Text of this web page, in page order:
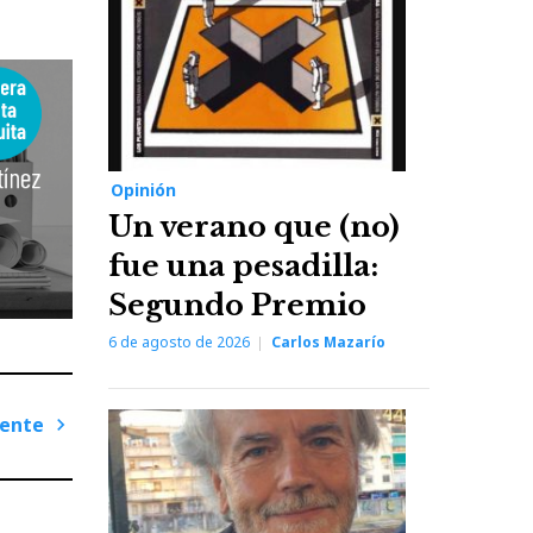
Opinión
Un verano que (no)
fue una pesadilla:
Segundo Premio
6 de agosto de 2026 Carlos Mazarío